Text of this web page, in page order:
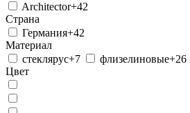
Architector+42
Страна
Германия+42
Материал
стеклярус+7 флизелиновые+26
Цвет